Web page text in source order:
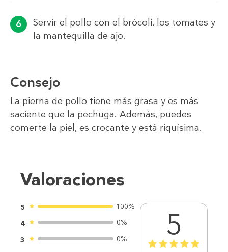
Servir el pollo con el brócoli, los tomates y
la mantequilla de ajo.
Consejo
La pierna de pollo tiene más grasa y es más
saciente que la pechuga. Además, puedes
comerte la piel, es crocante y está riquísima.
Valoraciones
5
100%
4
0%
3
0%
5
1 2 3 4 5